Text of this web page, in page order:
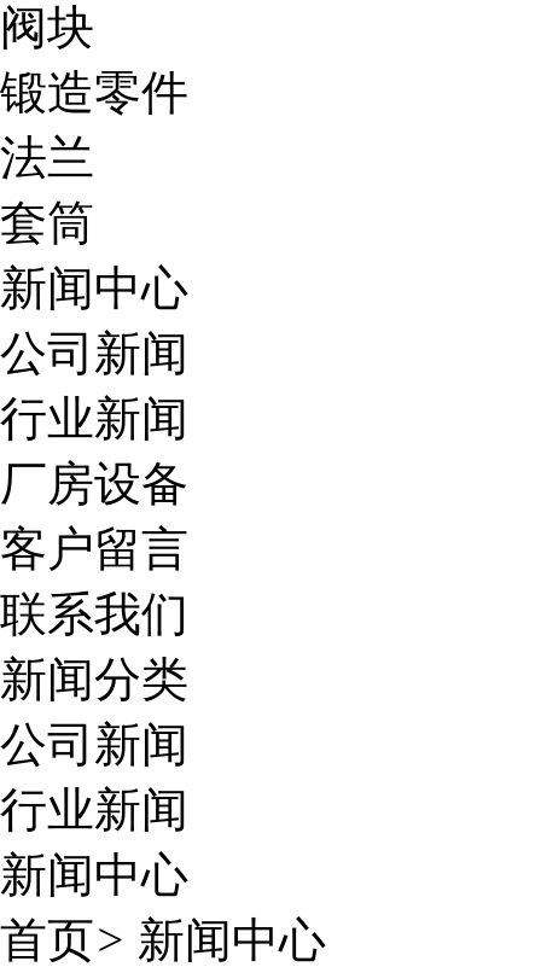
阀块
锻造零件
法兰
套筒
新闻中心
公司新闻
行业新闻
厂房设备
客户留言
联系我们
新闻分类
公司新闻
行业新闻
新闻中心
首页> 新闻中心